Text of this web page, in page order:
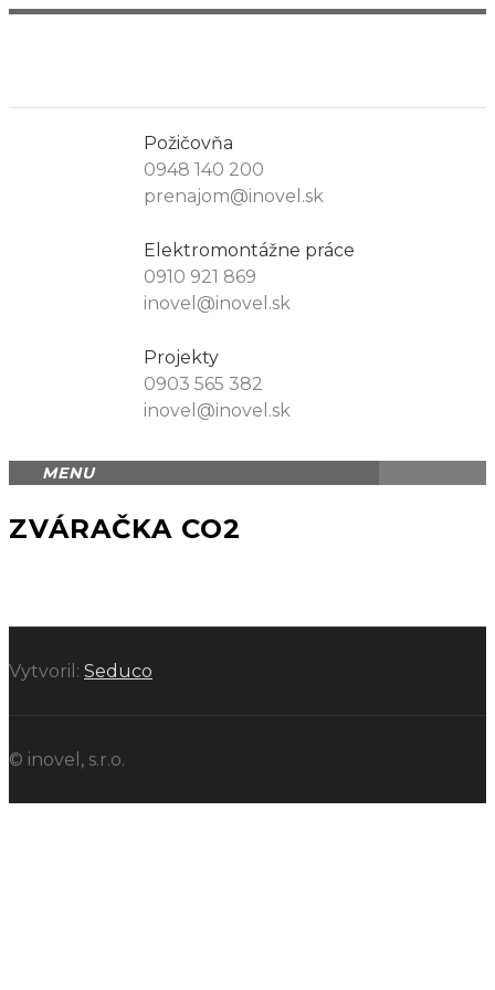
Požičovňa
0948 140 200
prenajom@inovel.sk
Elektromontážne práce
0910 921 869
inovel@inovel.sk
Projekty
0903 565 382
inovel@inovel.sk
ZVÁRAČKA CO2
Vytvoril: Seduco
© inovel, s.r.o.